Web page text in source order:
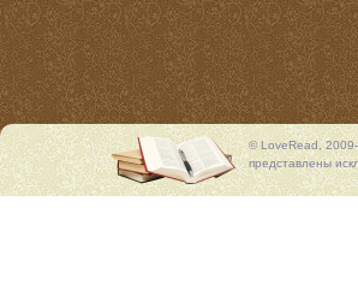
© LoveRead,
представлены